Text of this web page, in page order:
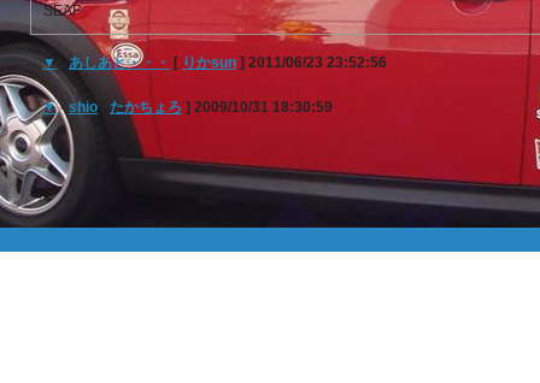
SEAF
▼ あしあと・・・ [ りかsun ] 2011/06/23 23:52:56
▼-shio たかちょろ ] 2009/10/31 18:30:59